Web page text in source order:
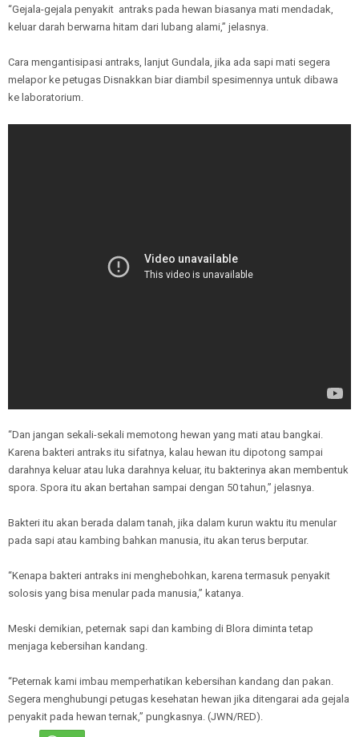
“Gejala-gejala penyakit antraks pada hewan biasanya mati mendadak,
keluar darah berwarna hitam dari lubang alami,” jelasnya.
Cara mengantisipasi antraks, lanjut Gundala, jika ada sapi mati segera
melapor ke petugas Disnakkan biar diambil spesimennya untuk dibawa
ke laboratorium.
“Dan jangan sekali-sekali memotong hewan yang mati atau bangkai.
Karena bakteri antraks itu sifatnya, kalau hewan itu dipotong sampai
darahnya keluar atau luka darahnya keluar, itu bakterinya akan membentuk
spora. Spora itu akan bertahan sampai dengan 50 tahun,” jelasnya.
Bakteri itu akan berada dalam tanah, jika dalam kurun waktu itu menular
pada sapi atau kambing bahkan manusia, itu akan terus berputar.
“Kenapa bakteri antraks ini menghebohkan, karena termasuk penyakit
solosis yang bisa menular pada manusia,” katanya.
Meski demikian, peternak sapi dan kambing di Blora diminta tetap
menjaga kebersihan kandang.
“Peternak kami imbau memperhatikan kebersihan kandang dan pakan.
Segera menghubungi petugas kesehatan hewan jika ditengarai ada gejala
penyakit pada hewan ternak,” pungkasnya. (JWN/RED).